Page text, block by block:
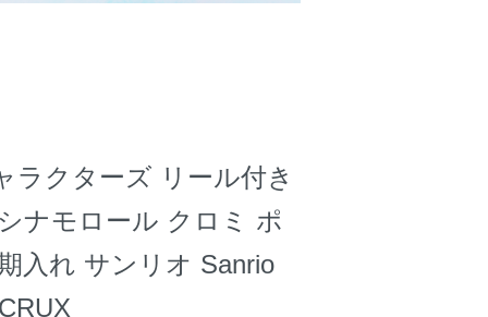
ラクターズ リール付き
ナモロール クロミ ポ
入れ サンリオ Sanrio